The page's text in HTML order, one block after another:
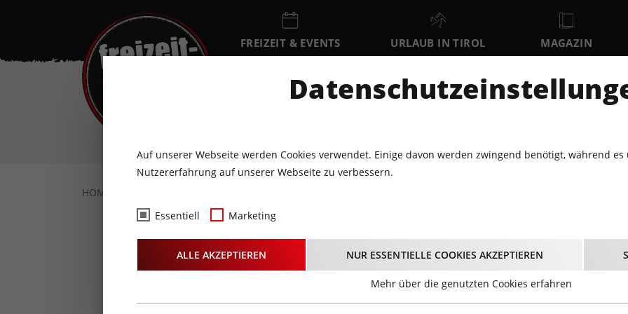
FREIZEIT & EVENTS URLAUB IN TIROL MAGAZIN
EVENTKALENDER
SO MO DI 12
HOME
NEUJAHRSKONZERT -
KAMMERORCHESTER
Auf unserer Webseite werden Cookies verwendet. Einige davon werden zwingend benötigt, während
Nutzererfahrung auf unserer Webseite zu verbessern.
Essentiell Marketing
ALLE AKZEPTIEREN NUR ESSENTIELLE COOKIES AKZEPTIEREN
Mehr über die genutzten Cookies erfahren